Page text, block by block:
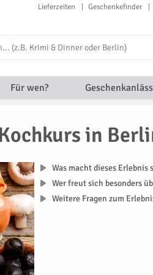
Lieferzeiten Geschenkefinder
Für wen?
in
Was macht dieses Erlebnis
Wer freut sich besonders
Weitere Fragen zum